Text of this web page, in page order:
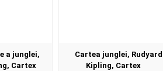
a junglei,
Cartex
Cartea junglei, Rudyard
Kipling, Cartex